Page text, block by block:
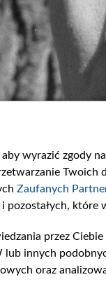
przede wszystkim z
wyrazić zgody
Twoich
Zaufanych
przez Ciebie
innych
oraz